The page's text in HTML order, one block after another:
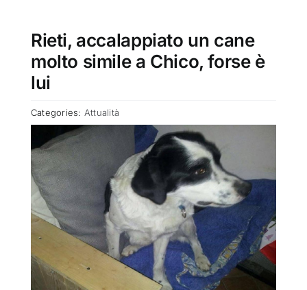
SMARRITI O DA ADOTTARE
ADOTTATI O RITROVATI
ATTUALITÀ
VIDEO
CHI SIAMO
Rieti, accalappiato un cane
molto simile a Chico, forse è
lui
Categories: Attualità